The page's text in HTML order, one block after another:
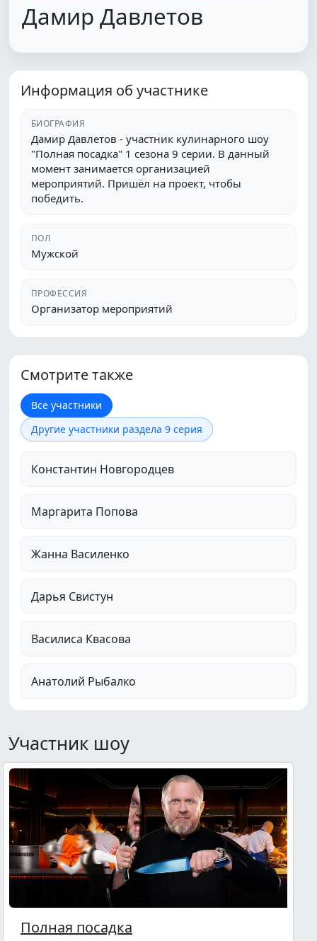
Дамир Давлетов
Информация об участнике
БИОГРАФИЯ
Дамир Давлетов - участник кулинарного шоу
"Полная посадка" 1 сезона 9 серии. В данный
момент занимается организацией
мероприятий. Пришёл на проект, чтобы
победить.
ПОЛ
Мужской
ПРОФЕССИЯ
Организатор мероприятий
Смотрите также
Все участники
Другие участники раздела 9 серия
Константин Новгородцев
Маргарита Попова
Жанна Василенко
Дарья Свистун
Василиса Квасова
Анатолий Рыбалко
Участник шоу
Полная посадка